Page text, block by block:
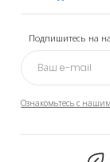
Подпишитесь на
Ознакомьтесь с